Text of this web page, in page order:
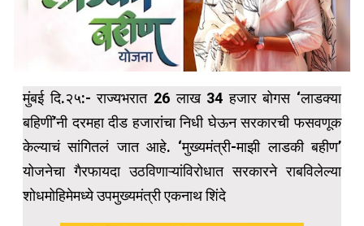
मुंबई दि.२५:- राज्यभरात 26 लाख 34 हजार बोगस ‘लाडक्या
बहिणीं’नी दरमहा दीड हजारांचा निधी घेऊन सरकारची फसवणूक
केल्याचं सांगितलं जात आहे. ‘मुख्यमंत्री-माझी लाडकी बहीण’
योजनेचा गैरफायदा उठविणाऱ्यांविरोधात सरकारने राबविलेल्या
शोधमोहिमेमध्ये उपमुख्यमंत्री एकनाथ शिंदे